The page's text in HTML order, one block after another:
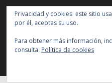
Desarrollado porThink Up
Privacidad y cookies: este sitio
por él, aceptas su uso.
Para obtener más información,
consulta: Política de cookies